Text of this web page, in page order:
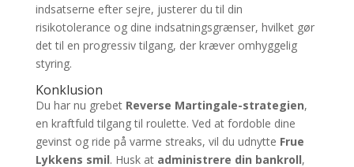
indsatserne efter sejre, justerer du til din
risikotolerance og dine indsatningsgrænser, hvilket gør
det til en progressiv tilgang, der kræver omhyggelig
styring.
Konklusion
Du har nu grebet Reverse Martingale-strategien,
en kraftfuld tilgang til roulette. Ved at fordoble dine
gevinst og ride på varme streaks, vil du udnytte Frue
Lykkens smil. Husk at administrere din bankroll,